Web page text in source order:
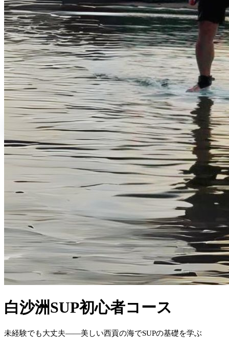
レンタルサービスウォーターアクティビティブランドショップ
日本語
繁體中文
English 日本語
ログイン 0
白沙洲SUP初心者コース
未経験でも大丈夫——美しい西貢の海でSUPの基礎を学ぶ